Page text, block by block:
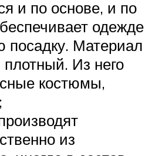
и по основе, и по
одежде
посадку. Материал
плотный. Из него
костюмы,
из